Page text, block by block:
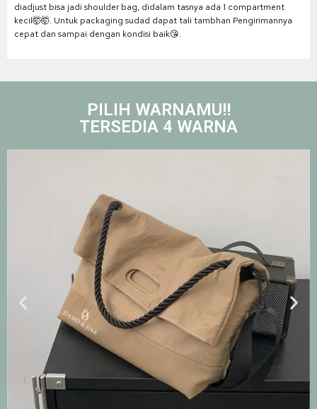
diadjust bisa jadi shoulder bag, didalam tasnya ada 1 compartment
kecil🤯🤯. Untuk packaging sudad dapat tali tambhan Pengirimannya
cepat dan sampai dengan kondisi baik😘.
PILIH WARNAMU!!
TERSEDIA 4 WARNA